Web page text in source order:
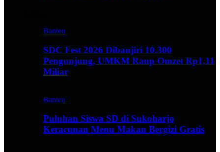
Banten
SDC Fest 2026 Dibanjiri 10.300
Pengunjung, UMKM Raup Omzet Rp1,11
Miliar
Banten
Puluhan Siswa SD di Sukoharjo
Keracunan Menu Makan Bergizi Gratis